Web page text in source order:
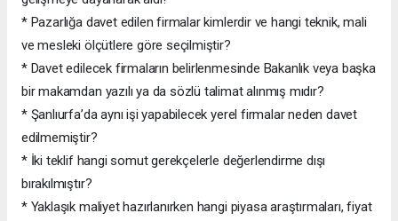
* Pazarlığa davet edilen firmalar kimlerdir ve hangi teknik, mali
ve mesleki ölçütlere göre seçilmiştir?
* Davet edilecek firmaların belirlenmesinde Bakanlık veya başka
bir makamdan yazılı ya da sözlü talimat alınmış mıdır?
* Şanlıurfa’da aynı işi yapabilecek yerel firmalar neden davet
edilmemiştir?
* İki teklif hangi somut gerekçelerle değerlendirme dışı
bırakılmıştır?
* Yaklaşık maliyet hazırlanırken hangi piyasa araştırmaları, fiyat